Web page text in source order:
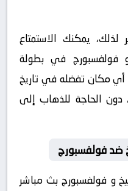
لذلك، يمكنك الاستمتاع
و فولفسبورج في بطولة
أي مكان تفضله في تاريخ
2024-05-12 وتوقيت 18:00، دون الحاجة للذهاب إلى
ضد فولفسبورج
و فولفسبورج بث مباشر